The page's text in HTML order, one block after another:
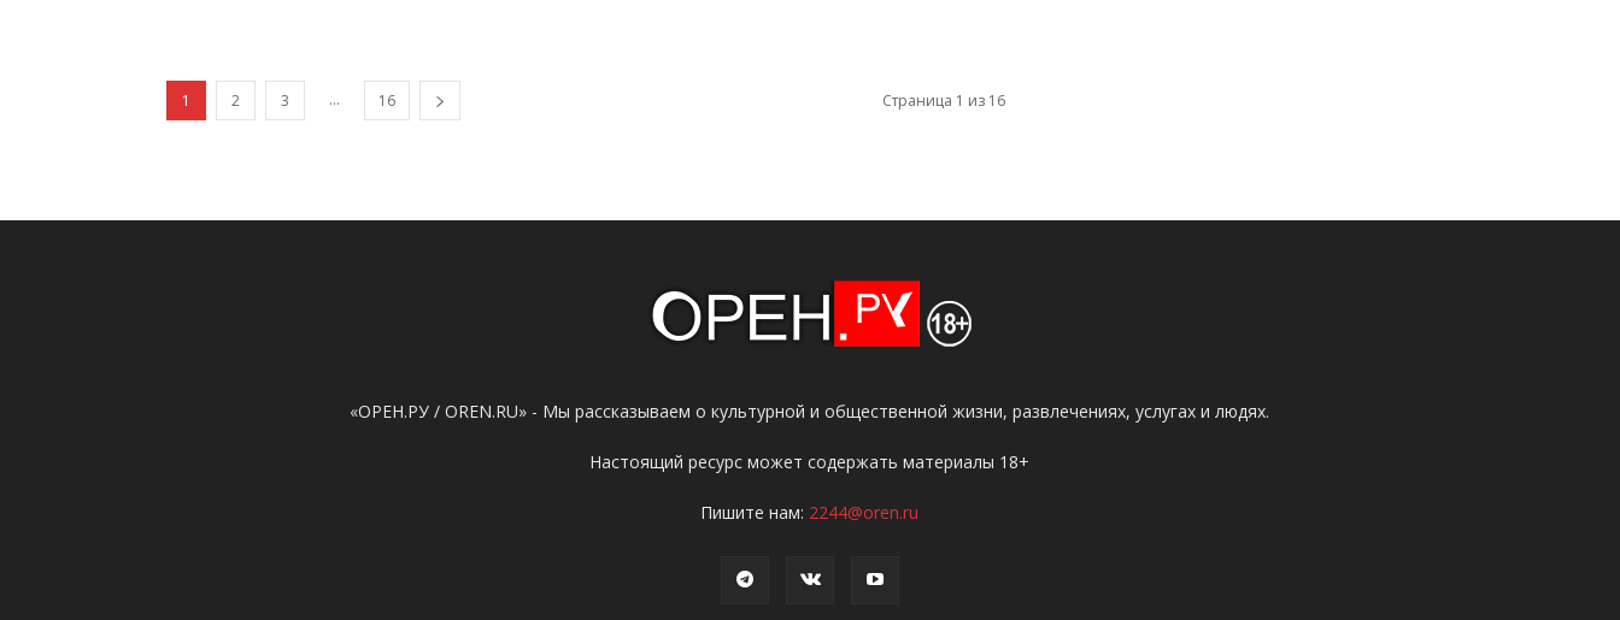
1 2 3 ... 16 Страница 1 из 16
«ОРЕН.РУ / OREN.RU» - Мы рассказываем о культурной и общественной жизни, развлечениях, услугах и людях.
Настоящий ресурс может содержать материалы 18+
Пишите нам: 2244@oren.ru